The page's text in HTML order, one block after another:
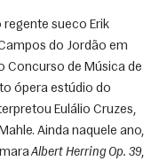
sueco Erik
do Jordão em
Concurso de Música de
ópera estúdio do
Eulálio Cruzes,
Mahle. Ainda naquele ano,
Albert Herring Op. 39,